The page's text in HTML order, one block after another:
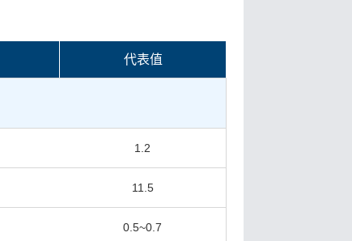
代表值
1.2
11.5
0.5~0.7